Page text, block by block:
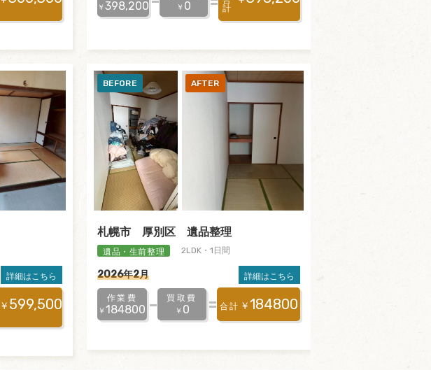
￥398,200 ￥0 計
詳細はこちら
￥ 599,500
札幌市 厚別区 遺品整理
遺品・生前整理 2LDK・1日間
2026年2月
詳細はこちら
作業費
￥184800
買取費
￥0 合計 ￥184800